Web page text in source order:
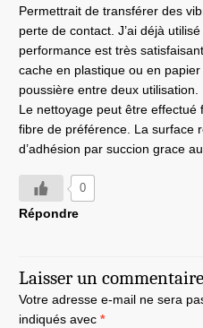
Permettrait de transférer des
perte de contact. J’ai déjà
performance est très
cache en plastique ou en
poussière entre deux utilisation.
Le nettoyage peut être
fibre de préférence. La surface
d’adhésion par succion grace
0
Répondre
Laisser un commentaire
Votre adresse e-mail ne sera
indiqués avec *